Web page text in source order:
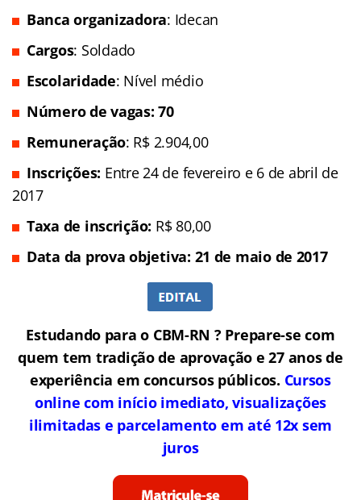
Banca organizadora: Idecan
Cargos: Soldado
Escolaridade: Nível médio
Número de vagas: 70
Remuneração: R$ 2.904,00
Inscrições: Entre 24 de fevereiro e 6 de abril de
2017
Taxa de inscrição: R$ 80,00
Data da prova objetiva: 21 de maio de 2017
Estudando para o CBM-RN ? Prepare-se com
quem tem tradição de aprovação e 27 anos de
experiência em concursos públicos. Cursos
online com início imediato, visualizações
ilimitadas e parcelamento em até 12x sem
juros